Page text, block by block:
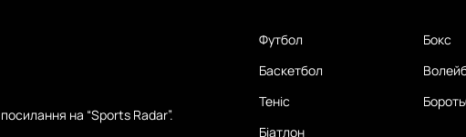
на “Sports Radar”.
Футбол
Баскетбол
Теніс
Біатлон
Бокс